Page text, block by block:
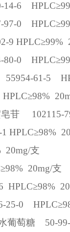
14-6 HPLC≥
97-0 HPLC≥
9 HPLC≥99%
80-0 HPLC≥
55954-61-5
HPLC≥98%
苷 102115-
HPLC≥98%
20mg/支
≥98% 20mg/支
HPLC≥98%
25-0 HPLC≥
葡萄糖 50-